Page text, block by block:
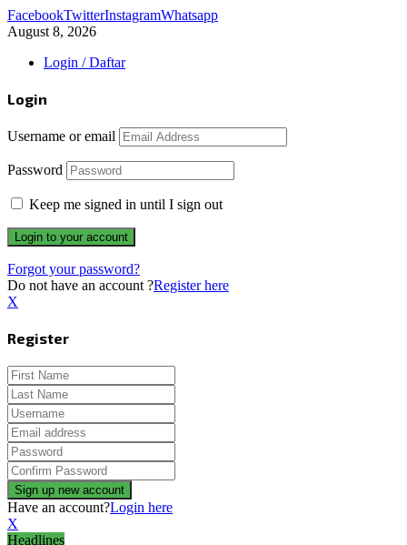
FacebookTwitterInstagramWhatsapp
August 8, 2026
Login / Daftar
Login
Username or email
Password
Keep me signed in until I sign out
Forgot your password?
Do not have an account ?Register here
X
Register
Have an account?Login here
X
Headlines